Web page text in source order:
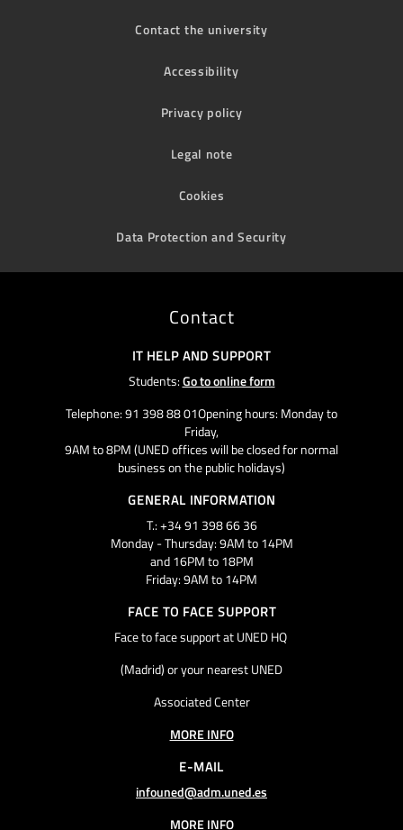
Contact the university
Accessibility
Privacy policy
Legal note
Cookies
Data Protection and Security
Contact
IT HELP AND SUPPORT
Students:Go to online form
Telephone: 91 398 88 01Opening hours: Monday to
Friday,
9AM to 8PM (UNED offices will be closed for normal
business on the public holidays)
GENERAL INFORMATION
T.: +34 91 398 66 36
Monday - Thursday: 9AM to 14PM
and 16PM to 18PM
Friday: 9AM to 14PM
FACE TO FACE SUPPORT
Face to face support at UNED HQ
(Madrid) or your nearest UNED
Associated Center
MORE INFO
E-MAIL
infouned@adm.uned.es
MORE INFO